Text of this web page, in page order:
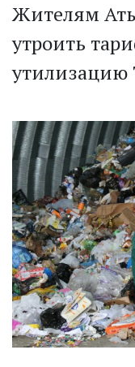
Жителям
утроить
утилизацию